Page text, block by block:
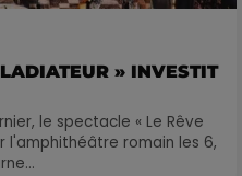
» INVESTIT
le spectacle « Le Rêve
l'amphithéâtre romain les 6,